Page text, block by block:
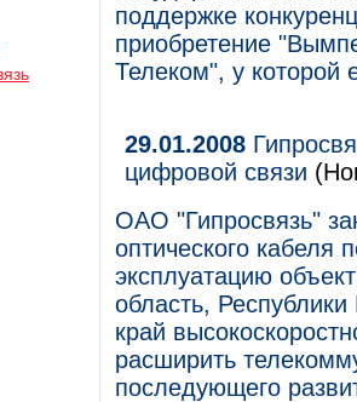
поддержке
приобретение
Телеком", у которой
29.01.2008
цифровой связи
ОАО "Гипросвязь"
оптического кабеля
эксплуатацию
область,
край
расширить
последующего